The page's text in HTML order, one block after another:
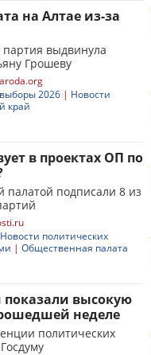
на Алтае из-за
выдвинула
Грошеву
2026 | Новости
край
в проектах ОП по
подписали 8 из
Новости политических
| Общественная палата
высокую
неделе
политических